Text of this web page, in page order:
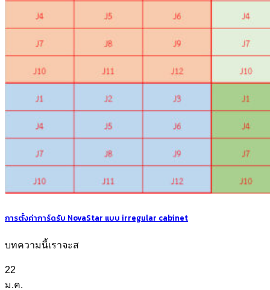
การตั้งค่าการ์ดรับ NovaStar แบบ irregular cabinet
บทความนี้เราจะส
22
ม.ค.